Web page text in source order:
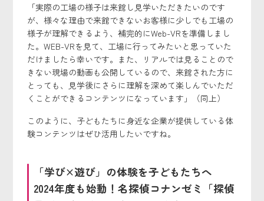
「実際の工場の様子は来館し見学いただきたいのです
が、様々な理由で来館できないお客様に少しでも工場の
様子が理解できるよう、補完的にWeb-VRを準備しまし
た。WEB-VRを見て、工場に行ってみたいと思っていた
だけましたら幸いです。また、リアルでは見ることので
きない現場の動画も公開しているので、来館された方に
とっても、見学後にさらに理解を深めて楽しんでいただ
くことができるコンテンツになっています」（同上）
このように、子どもたちに身近な企業が提供している体
験コンテンツはぜひ活用したいですね。
「学び×遊び」の体験を子どもたちへ
2024年度も始動！名探偵コナンゼミ「探偵